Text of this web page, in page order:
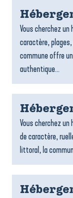
Vous cherchez un
caractère,
commune offre un
authentique...
Vous cherchez un
de caractère,
littoral, la